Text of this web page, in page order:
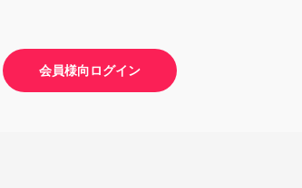
会員様向ログイン